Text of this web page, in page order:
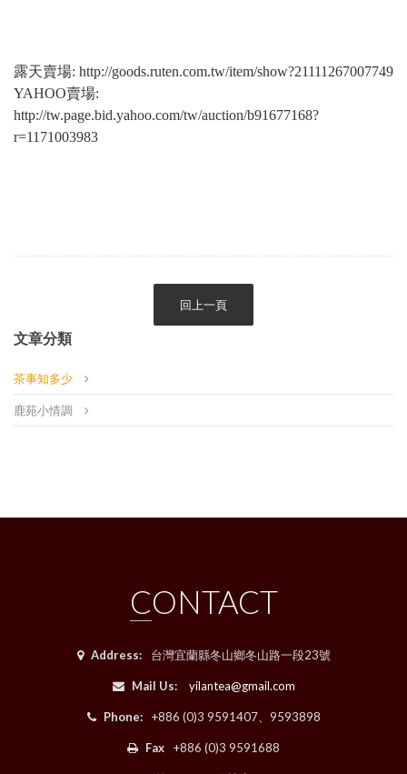
露天賣場: http://goods.ruten.com.tw/item/show?21111267007749
YAHOO賣場:
http://tw.page.bid.yahoo.com/tw/auction/b91677168?
r=1171003983
回上一頁
文章分類
茶事知多少
鹿苑小情調
CONTACT
Address: 台灣宜蘭縣冬山鄉冬山路一段23號
Mail Us: yilantea@gmail.com
Phone: +886 (0)3 9591407、9593898
Fax +886 (0)3 9591688